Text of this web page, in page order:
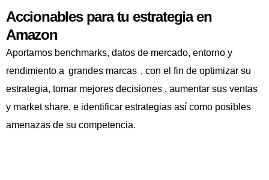
Accionables para tu estrategia en
Amazon
Aportamos benchmarks, datos de mercado, entorno y
rendimiento a grandes marcas , con el fin de optimizar su
estrategia, tomar mejores decisiones , aumentar sus ventas
y market share, e identificar estrategias así como posibles
amenazas de su competencia.